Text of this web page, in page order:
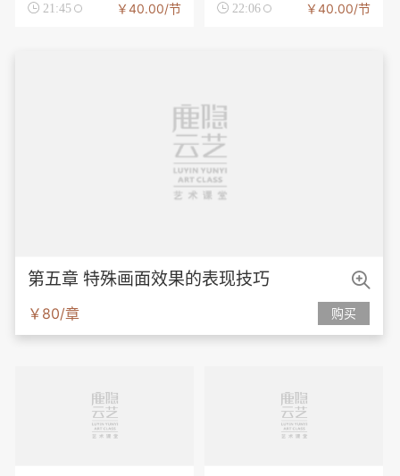
 21:45 ￥40.00/节  22:06 ￥40.00/节
第五章 特殊画面效果的表现技巧
￥80/章 购买
